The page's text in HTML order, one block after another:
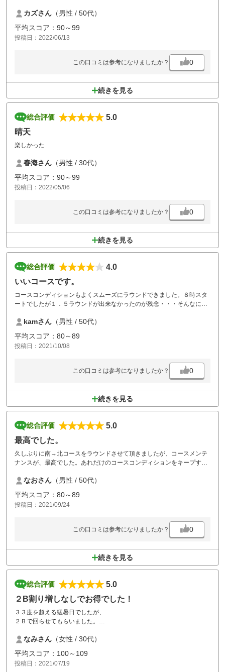
少し心配だったのですが良かったです。また幹事になったら是非利用し
たいと思います。
カズさん （男性 / 50代）
平均スコア：90～99
投稿日：2022/06/13
この口コミは参考になりましたか？ 0
続きを見る
総合評価
5.0
晴天
楽しかった
春海さん （男性 / 30代）
平均スコア：90～99
投稿日：2022/05/06
この口コミは参考になりましたか？ 0
続きを見る
総合評価
4.0
いいコースです。
コースコンディションもよくスムーズにラウンドできました。８時スタ
ートでしたが１．５ラウンドが出来なかったのが残念・・・そんなに混
つも楽しみです。ありがとうございます。
kamさん （男性 / 50代）
平均スコア：80～89
投稿日：2021/10/08
この口コミは参考になりましたか？ 0
続きを見る
総合評価
5.0
最高でした。
久しぶりに南→北コースをラウンドさせて頂きましたが、コースメンテ
ナンスが、最高でした。あれだけのコースコンディションをキープする
したいと考えています。食事も美味しかったです。カツカレーを頂きま
した。
なおさん （男性 / 50代）
平均スコア：80～89
投稿日：2021/09/24
この口コミは参考になりましたか？ 0
続きを見る
総合評価
5.0
２B割り増しなしでお得でした！
３３度を超える猛暑日でしたが、
２Ｂで回らせてもらいました。
優雅にプレーさせてもらいました。
休憩アリプランでしたが、スルーに
変更もしてもらい、サービスもとても
親切でした。
なみさん （女性 / 30代）
平均スコア：100～109
投稿日：2021/07/19